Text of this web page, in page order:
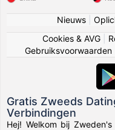
Nieuws|
Cookies & AVG
Gebruiksvoorwaarden
Gratis Zweeds
Verbindingen
Hej! Welkom bij